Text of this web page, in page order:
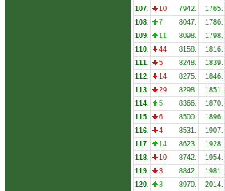
107. 10 7942. 1765.
108. 7 8047. 1786.
109. 11 8098. 1798.
110. 44 8158. 1816.
111. 5 8248. 1839.
112. 14 8275. 1846.
113. 29 8298. 1851.
114. 5 8366. 1870.
115. 6 8500. 1896.
116. 4 8531. 1907.
117. 14 8623. 1928.
118. 10 8742. 1954.
119. 3 8842. 1981.
120. 3 8970. 2014.